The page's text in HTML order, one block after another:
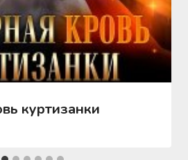
куртизанки